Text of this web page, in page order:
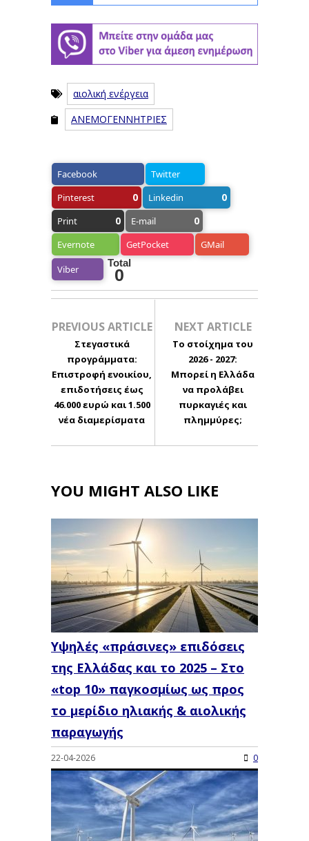
αιολική ενέργεια
ΑΝΕΜΟΓΕΝΝΗΤΡΙΕΣ
Facebook
Twitter
Pinterest
0 Linkedin 0
Print 0 E-mail 0
Evernote GetPocket GMail
Viber
Total
0
PREVIOUS ARTICLE
Στεγαστικά
προγράμματα:
Επιστροφή ενοικίου,
επιδοτήσεις έως
46.000 ευρώ και 1.500
νέα διαμερίσματα
NEXT ARTICLE
Το στοίχημα του
2026 - 2027:
Μπορεί η Ελλάδα
να προλάβει
πυρκαγιές και
πλημμύρες;
YOU MIGHT ALSO LIKE
Υψηλές «πράσινες» επιδόσεις
της Ελλάδας και το 2025 – Στο
«top 10» παγκοσμίως ως προς
το μερίδιο ηλιακής & αιολικής
παραγωγής
22-04-2026 0